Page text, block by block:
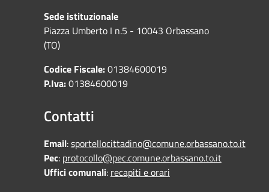
Sede istituzionale
Piazza Umberto I n.5 - 10043 Orbassano
(TO)
Codice Fiscale:01384600019
P.Iva:01384600019
Contatti
Email:sportellocittadino@comune.orbassano.to.it
Pec: protocollo@pec.comune.orbassano.to.it
Uffici comunali: recapiti e orari